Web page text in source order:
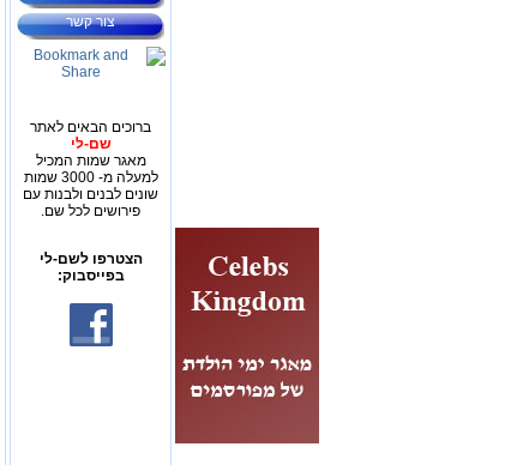
צור קשר
ברוכים הבאים לאתר
שם-לי
מאגר שמות המכיל
למעלה מ- 3000 שמות
שונים לבנים ולבנות עם
פירושים לכל שם.
הצטרפו לשם-לי
בפייסבוק: